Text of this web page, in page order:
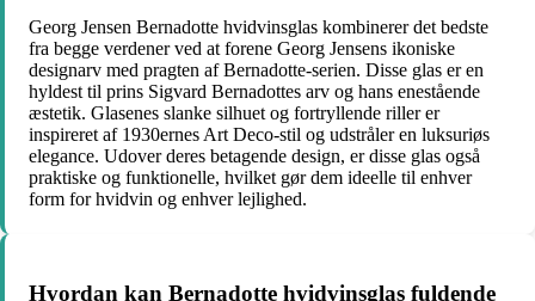
Georg Jensen Bernadotte hvidvinsglas kombinerer det bedste
fra begge verdener ved at forene Georg Jensens ikoniske
designarv med pragten af Bernadotte-serien. Disse glas er en
hyldest til prins Sigvard Bernadottes arv og hans enestående
æstetik. Glasenes slanke silhuet og fortryllende riller er
inspireret af 1930ernes Art Deco-stil og udstråler en luksuriøs
elegance. Udover deres betagende design, er disse glas også
praktiske og funktionelle, hvilket gør dem ideelle til enhver
form for hvidvin og enhver lejlighed.
Hvordan kan Bernadotte hvidvinsglas fuldende